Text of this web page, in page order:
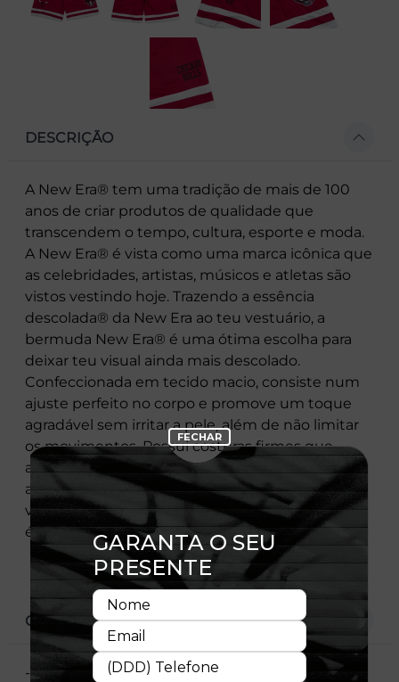
DESCRIÇÃO
A New Era® tem uma tradição de mais de 100
anos de criar produtos de qualidade que
transcendem o tempo, cultura, esporte e moda.
A New Era® é vista como uma marca icônica que
as celebridades, artistas, músicos e atletas são
vistos vestindo hoje. Trazendo a essência
descolada® da New Era ao teu vestuário, a
bermuda New Era® é uma ótima escolha para
deixar teu visual ainda mais descolado.
Confeccionada em tecido macio, consiste num
ajuste perfeito no corpo e promove um toque
agradável sem irritar a pele, além de não limitar
os movimentos. Possui costuras firmes que
asseguram a estrutura e contribuem no
aumento da durabilidade, podendo usá-la à
vontade sem se preocupar. Resistente à fricção,
é fácil de lavar e não desbota com o tempo.
CARACTERÍSTICAS
- Bolsos laterais